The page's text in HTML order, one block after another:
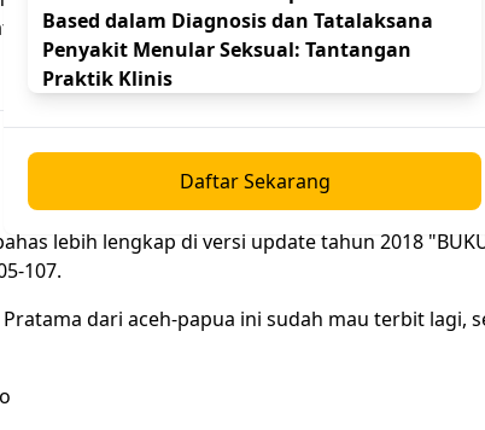
serangan gout akut dapat dilihat diartikel
lebih lengkap di versi update tahun 2018
107.
dari aceh-papua ini sudah mau terbit lagi,
Based dalam Diagnosis dan Tatalaksana
Penyakit Menular Seksual: Tantangan
Praktik Klinis
Daftar Sekarang